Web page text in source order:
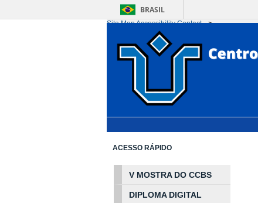
BRASIL
Ir para o conteúdo
Site MapAccessibility Contact-->
ACESSO RÁPIDO
V MOSTRA DO CCBS
DIPLOMA DIGITAL